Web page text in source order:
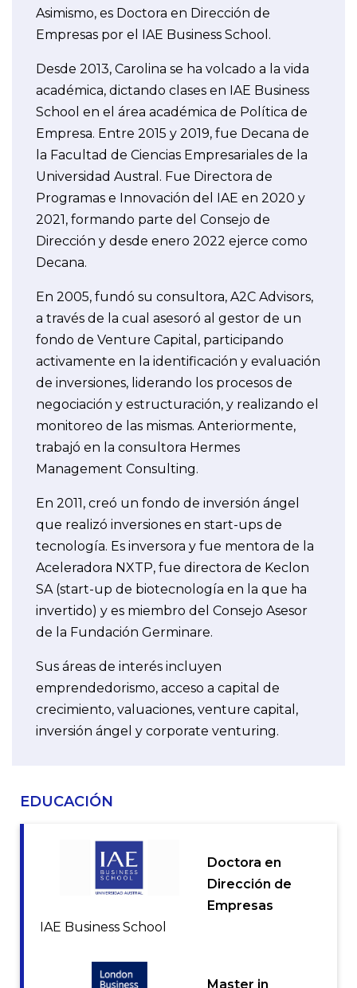
Asimismo, es Doctora en Dirección de
Empresas por el IAE Business School.
Desde 2013, Carolina se ha volcado a la vida
académica, dictando clases en IAE Business
School en el área académica de Política de
Empresa. Entre 2015 y 2019, fue Decana de
la Facultad de Ciencias Empresariales de la
Universidad Austral. Fue Directora de
Programas e Innovación del IAE en 2020 y
2021, formando parte del Consejo de
Dirección y desde enero 2022 ejerce como
Decana.
En 2005, fundó su consultora, A2C Advisors,
a través de la cual asesoró al gestor de un
fondo de Venture Capital, participando
activamente en la identificación y evaluación
de inversiones, liderando los procesos de
negociación y estructuración, y realizando el
monitoreo de las mismas. Anteriormente,
trabajó en la consultora Hermes
Management Consulting.
En 2011, creó un fondo de inversión ángel
que realizó inversiones en start-ups de
tecnología. Es inversora y fue mentora de la
Aceleradora NXTP, fue directora de Keclon
SA (start-up de biotecnología en la que ha
invertido) y es miembro del Consejo Asesor
de la Fundación Germinare.
Sus áreas de interés incluyen
emprendedorismo, acceso a capital de
crecimiento, valuaciones, venture capital,
inversión ángel y corporate venturing.
EDUCACIÓN
Doctora en
Dirección de
Empresas
IAE Business School
Master in